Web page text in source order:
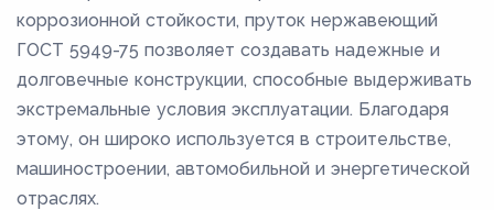
коррозионной стойкости, пруток нержавеющий
ГОСТ 5949-75 позволяет создавать надежные и
долговечные конструкции, способные выдерживать
экстремальные условия эксплуатации. Благодаря
этому, он широко используется в строительстве,
машиностроении, автомобильной и энергетической
отраслях.